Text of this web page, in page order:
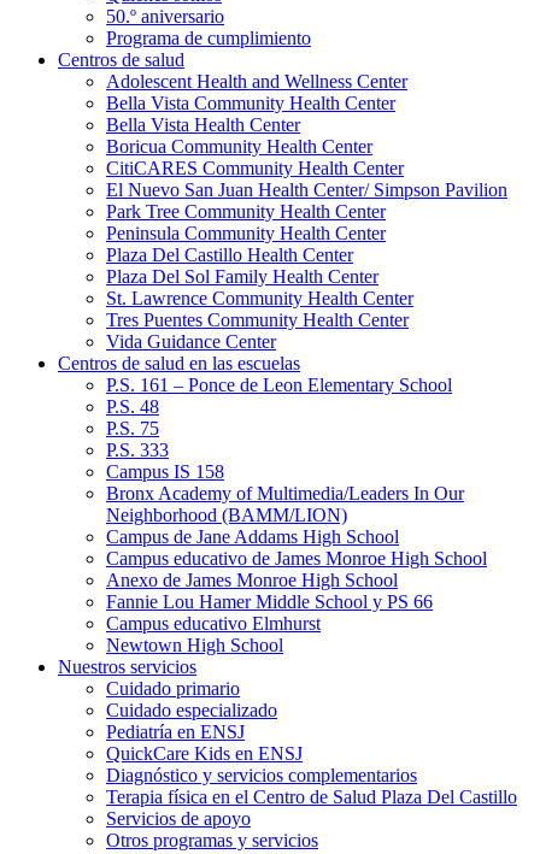
50.º aniversario
Programa de cumplimiento
Centros de salud
Adolescent Health and Wellness Center
Bella Vista Community Health Center
Bella Vista Health Center
Boricua Community Health Center
CitiCARES Community Health Center
El Nuevo San Juan Health Center/ Simpson Pavilion
Park Tree Community Health Center
Peninsula Community Health Center
Plaza Del Castillo Health Center
Plaza Del Sol Family Health Center
St. Lawrence Community Health Center
Tres Puentes Community Health Center
Vida Guidance Center
Centros de salud en las escuelas
P.S. 161 – Ponce de Leon Elementary School
P.S. 48
P.S. 75
P.S. 333
Campus IS 158
Bronx Academy of Multimedia/Leaders In Our
Neighborhood (BAMM/LION)
Campus de Jane Addams High School
Campus educativo de James Monroe High School
Anexo de James Monroe High School
Fannie Lou Hamer Middle School y PS 66
Campus educativo Elmhurst
Newtown High School
Nuestros servicios
Cuidado primario
Cuidado especializado
Pediatría en ENSJ
QuickCare Kids en ENSJ
Diagnóstico y servicios complementarios
Terapia física en el Centro de Salud Plaza Del Castillo
Servicios de apoyo
Otros programas y servicios